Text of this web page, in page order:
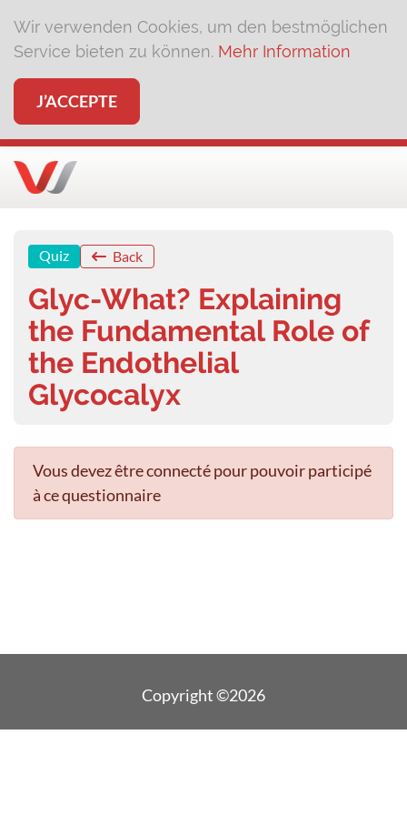
Wir verwenden Cookies, um den bestmöglichen
Service bieten zu können. Mehr Information
J’ACCEPTE
Quiz Back
Glyc-What? Explaining
the Fundamental Role of
the Endothelial
Glycocalyx
Vous devez être connecté pour pouvoir participé
à ce questionnaire
Copyright ©2026